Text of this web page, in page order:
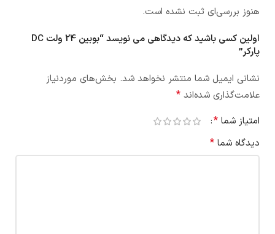
هنوز بررسی‌ای ثبت نشده است.
اولین کسی باشید که دیدگاهی می نویسد “بوبین 24 ولت DC
پارکر”
نشانی ایمیل شما منتشر نخواهد شد. بخش‌های موردنیاز
علامت‌گذاری شده‌اند *
امتیاز شما *
دیدگاه شما *